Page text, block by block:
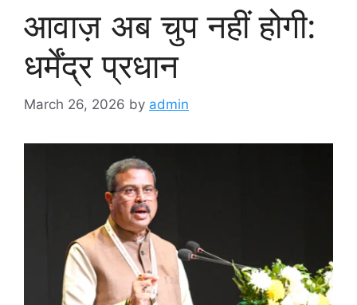
आवाज़ अब चुप नहीं होगी:
धर्मेंद्र प्रधान
March 26, 2026 by admin